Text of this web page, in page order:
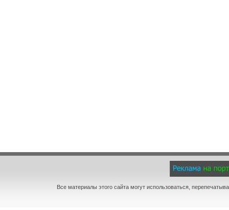
Все материалы этого сайта могут использоваться,